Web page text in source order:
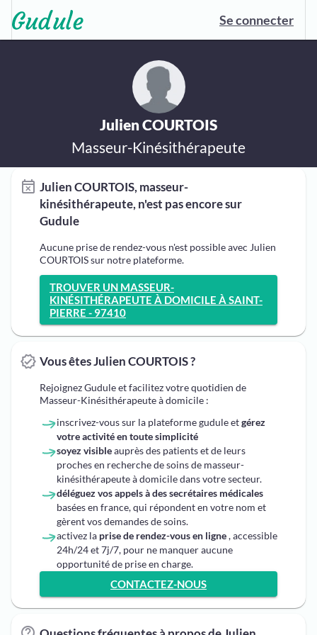
Se connecter
Julien COURTOIS
Masseur-Kinésithérapeute
Julien COURTOIS, masseur-
kinésithérapeute, n'est pas encore sur
Gudule
Aucune prise de rendez-vous n'est possible avec Julien
COURTOIS sur notre plateforme.
TROUVER UN MASSEUR-
KINÉSITHÉRAPEUTE À DOMICILE À SAINT-
PIERRE - 97410
Vous êtes Julien COURTOIS ?
Rejoignez Gudule et facilitez votre quotidien de
Masseur-Kinésithérapeute à domicile :
inscrivez-vous sur la plateforme gudule etgérez
votre activité en toute simplicité
soyez visibleauprès des patients et de leurs
proches en recherche de soins de masseur-
kinésithérapeute à domicile dans votre secteur.
déléguez vos appels à des secrétaires médicales
basées en france, qui répondent en votre nom et
gèrent vos demandes de soins.
activez la prise de rendez-vous en ligne, accessible
24h/24 et 7j/7, pour ne manquer aucune
opportunité de prise en charge.
CONTACTEZ-NOUS